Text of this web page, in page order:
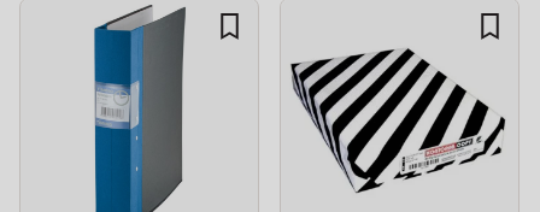
Förstärkning:Tygband i nederkant
Gaffelmekanism för hålslagna A4-
dokument
Kontorspärm för arkivering och daglig
dokumenthantering